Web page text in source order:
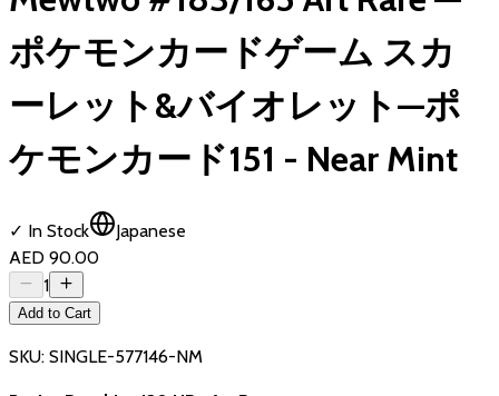
ポケモンカードゲーム スカ
ーレット&バイオレット—ポ
ケモンカード151 - Near Mint
✓ In Stock
Japanese
AED 90.00
1
Add to Cart
SKU: SINGLE-577146-NM